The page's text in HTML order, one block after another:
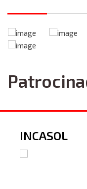
INCASOL